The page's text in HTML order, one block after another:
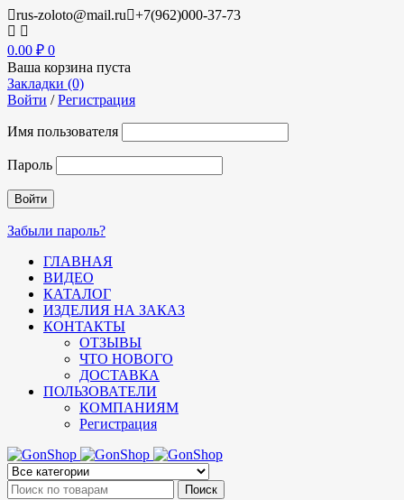
rus-zoloto@mail.ru +7(962)000-37-73
0.00 ₽ 0
Ваша корзина пуста
Закладки (0)
Войти /Регистрация
Имя пользователя
Пароль
Забыли пароль?
ГЛАВНАЯ
ВИДЕО
КАТАЛОГ
ИЗДЕЛИЯ НА ЗАКАЗ
КОНТАКТЫ
ОТЗЫВЫ
ЧТО НОВОГО
ДОСТАВКА
ПОЛЬЗОВАТЕЛИ
КОМПАНИЯМ
Регистрация